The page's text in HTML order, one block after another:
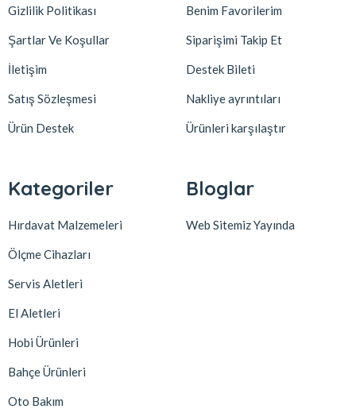
Gizlilik Politikası
Şartlar Ve Koşullar
İletişim
Satış Sözleşmesi
Ürün Destek
Benim Favorilerim
Siparişimi Takip Et
Destek Bileti
Nakliye ayrıntıları
Ürünleri karşılaştır
Kategoriler
Hırdavat Malzemeleri
Ölçme Cihazları
Servis Aletleri
El Aletleri
Hobi Ürünleri
Bahçe Ürünleri
Oto Bakım
Bloglar
Web Sitemiz Yayında